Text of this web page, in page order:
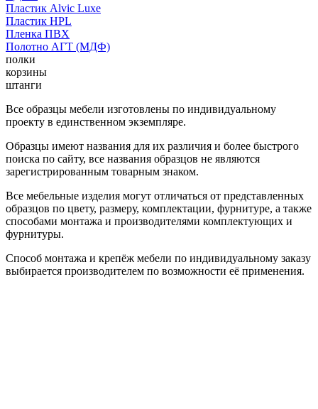
Пластик Alvic Luxe
Пластик HPL
Пленка ПВХ
Полотно АГТ (МДФ)
полки
корзины
штанги
Все образцы мебели изготовлены по индивидуальному
проекту в единственном экземпляре.
Образцы имеют названия для их различия и более быстрого
поиска по сайту, все названия образцов не являются
зарегистрированным товарным знаком.
Все мебельные изделия могут отличаться от представленных
образцов по цвету, размеру, комплектации, фурнитуре, а также
способами монтажа и производителями комплектующих и
фурнитуры.
Способ монтажа и крепёж мебели по индивидуальному заказу
выбирается производителем по возможности её применения.